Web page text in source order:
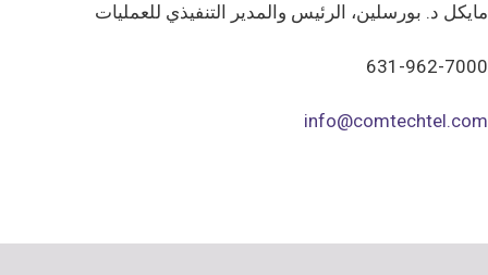
مايكل د. بورسلين، الرئيس والمدير التنفيذي للعمليات
631-962-7000
info@comtechtel.com